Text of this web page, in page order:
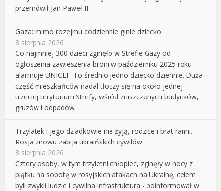
przemówił Jan Paweł II.
Gaza: mimo rozejmu codziennie ginie dziecko
8 sierpnia 2026
Co najmniej 300 dzieci zginęło w Strefie Gazy od
ogłoszenia zawieszenia broni w październiku 2025 roku –
alarmuje UNICEF. To średnio jedno dziecko dziennie. Duża
część mieszkańców nadal tłoczy się na około jednej
trzeciej terytorium Strefy, wśród zniszczonych budynków,
gruzów i odpadów.
Trzylatek i jego dziadkowie nie żyją, rodzice i brat ranni.
Rosja znowu zabija ukraińskich cywilów
8 sierpnia 2026
Cztery osoby, w tym trzyletni chłopiec, zginęły w nocy z
piątku na sobotę w rosyjskich atakach na Ukrainę; celem
byli zwykli ludzie i cywilna infrastruktura - poinformował w